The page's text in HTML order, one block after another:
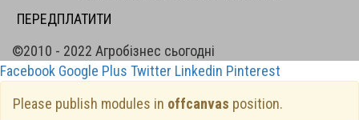
ПЕРЕДПЛАТИТИ
©2010 - 2022 Агробізнес сьогодні
Facebook Google Plus Twitter Linkedin Pinterest
Please publish modules in offcanvas position.